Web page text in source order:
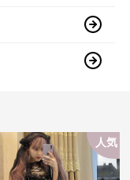
人気